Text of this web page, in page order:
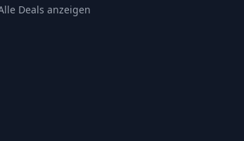
Deals anzeigen